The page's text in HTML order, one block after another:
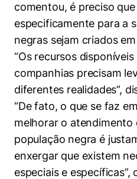
comentou, é preciso
especificamente para a
negras sejam criados
“Os recursos
companhias precisam
diferentes realidades”,
“De fato, o que se faz
melhorar o atendimento
população negra é
enxergar que existem
especiais e específicas”,